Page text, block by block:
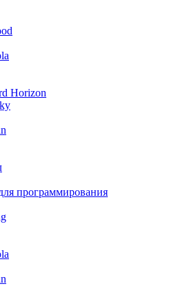
Horizon
программирования